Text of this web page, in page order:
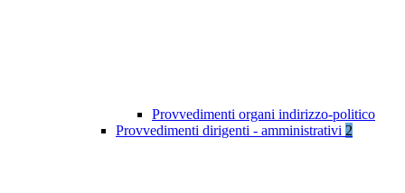
Provvedimenti organi indirizzo-politico
Provvedimenti dirigenti - amministrativi 2